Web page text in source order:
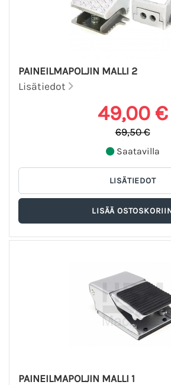
PAINEILMAPOLJIN MALLI 2
Lisätiedot
49,00 €
69,50 €
Saatavilla
PAINEILMAPOLJIN MALLI 1